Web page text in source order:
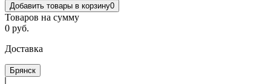
Добавить товары в корзину0
Товаров на сумму
0 руб.
Доставка
Брянск